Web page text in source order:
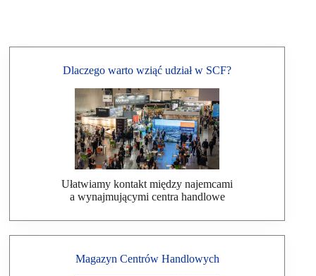
Dlaczego warto wziąć udział w SCF?
Ułatwiamy kontakt między najemcami
a wynajmującymi centra handlowe
Magazyn Centrów Handlowych